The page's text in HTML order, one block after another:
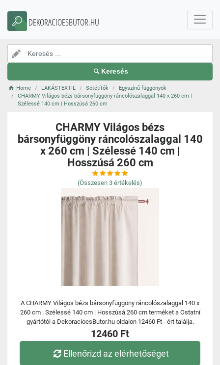
DEKORACIOESBUTOR.HU
Keresés
Home LAKÁSTEXTIL Sötétítők
Egyszínű függönyök
CHARMY Világos bézs bársonyfüggöny ráncolószalaggal 140 x 260 cm |
Szélessé 140 cm | Hosszúsá 260 cm
CHARMY Világos bézs
bársonyfüggöny ráncolószalaggal 140
x 260 cm | Szélessé 140 cm |
Hosszúsá 260 cm
(Összesen 3 értékelés)
A CHARMY Világos bézs bársonyfüggöny ráncolószalaggal 140 x
260 cm | Szélessé 140 cm | Hosszúsá 260 cm terméket a Ostatní
gyártótól a DekoracioesButor.hu oldalon 12460 Ft - ért találja.
12460 Ft
Ellenőrizd az elérhetőséget